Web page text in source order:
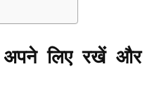
अपने लिए रखें और